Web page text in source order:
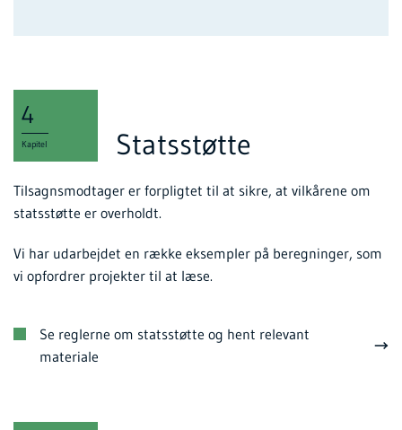
Kapitel
4
Statsstøtte
Tilsagnsmodtager er forpligtet til at sikre, at vilkårene om
statsstøtte er overholdt.
Vi har udarbejdet en række eksempler på beregninger, som
vi opfordrer projekter til at læse.
Se reglerne om statsstøtte og hent relevant
materiale